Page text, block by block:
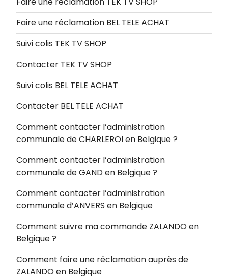
Faire une réclamation BEL TELE ACHAT
Suivi colis TEK TV SHOP
Contacter TEK TV SHOP
Suivi colis BEL TELE ACHAT
Contacter BEL TELE ACHAT
Comment contacter l’administration
communale de CHARLEROI en Belgique ?
Comment contacter l’administration
communale de GAND en Belgique ?
Comment contacter l’administration
communale d’ANVERS en Belgique
Comment suivre ma commande ZALANDO en
Belgique ?
Comment faire une réclamation auprès de
ZALANDO en Belgique